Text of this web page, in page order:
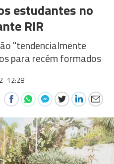
estudantes no
RIR
"tendencialmente
para recém formados
12:28